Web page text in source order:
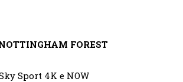
FOREST
Sport 4K e NOW